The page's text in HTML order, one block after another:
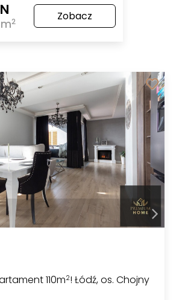
m2 Zobacz
110m2! Łódź, os. Chojny